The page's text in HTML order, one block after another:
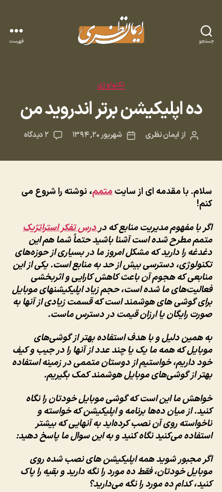
جستجو فهرست
دسته‌ها
تکنولوژی
ده اپلیکیشن برتر اندروید من
نویسنده
ازایمان نظری
تاریخشهریور ۲۰, ۱۳۹۴ ۲ دیدگاه
من
سلام. با مقدمه ای از سایتمتمم، نوشته را شروع می
کنم!
اگر با مفهوم مدیریت منابع که دردرس تفکر استراتژیک
متمم مطرح شده است آشنا باشید حتماً شما هم این
دغدغه را دارید که مشکل امروز ما در بسیاری از حوزه‌های
تکنولوژی، دسترسی بیش از حد به منابع است. یکی از این
منابعی که هجوم آن باعث کاهش کارایی و اثربخشی
فعالیت‌های ما شده است، حجم زیاد اپلیکیشنهای موبایل
برای گوشی های هوشمند است که قسمت زیادی از آنها به
صورت رایگان یا ارزان قیمت در دسترس ماست.
به همین دلیل و با هدف استفاده بهتر از گوشی‌های
موبایل که همه ما یک یا چند عدد از آنها را در جیب و کیف
خود داریم، خواستیم از دوستان متممی در زمینه استفاده
بهتر از گوشی‌های موبایل هوشمند کمک بگیریم.
خواهش ما این است که گوشی موبایل خودتان را نگاه
کنید. از میان ده‌ها برنامه‌ و اپلیکیشن که خواسته و
ناخواسته روی آن نصب کرده‌اید به آنهایی که بیشتر
استفاده می‌کنید نگاه کنید و به این سوال ما پاسخ دهید:
اگر مجبور شوید همه اپلیکیشن های نصب شده روی
موبایل خودتان،فقط ده موردرا نگه دارید و بقیه را پاک
کنید، کدام ده مورد را نگه می‌دارید؟